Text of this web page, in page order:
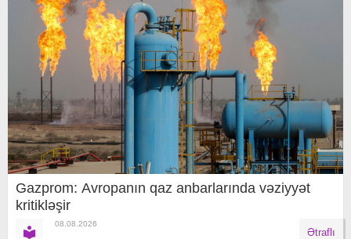
Gazprom: Avropanın qaz anbarlarında vəziyyət
kritikləşir
08.08.2026
Ətraflı